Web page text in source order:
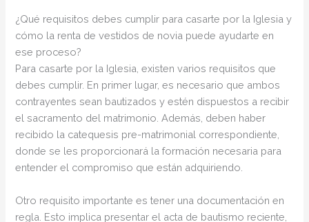
¿Qué requisitos debes cumplir para casarte por la Iglesia y
cómo la renta de vestidos de novia puede ayudarte en
ese proceso?
Para casarte por la Iglesia, existen varios requisitos que
debes cumplir. En primer lugar, es necesario que ambos
contrayentes sean bautizados y estén dispuestos a recibir
el sacramento del matrimonio. Además, deben haber
recibido la catequesis pre-matrimonial correspondiente,
donde se les proporcionará la formación necesaria para
entender el compromiso que están adquiriendo.
Otro requisito importante es tener una documentación en
regla. Esto implica presentar el acta de bautismo reciente,